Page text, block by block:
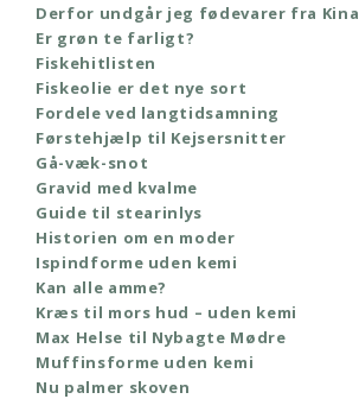
Derfor undgår jeg fødevarer fra Kina
Er grøn te farligt?
Fiskehitlisten
Fiskeolie er det nye sort
Fordele ved langtidsamning
Førstehjælp til Kejsersnitter
Gå-væk-snot
Gravid med kvalme
Guide til stearinlys
Historien om en moder
Ispindforme uden kemi
Kan alle amme?
Kræs til mors hud – uden kemi
Max Helse til Nybagte Mødre
Muffinsforme uden kemi
Nu palmer skoven